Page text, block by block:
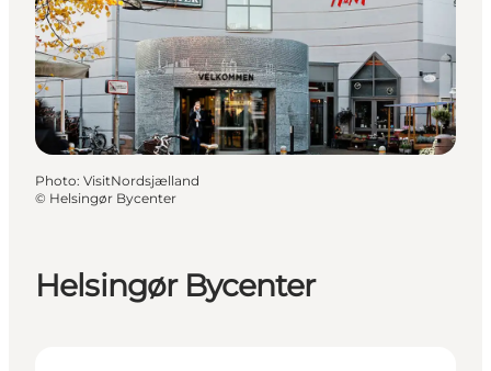
Helsingør Bycenter
Photo: VisitNordsjælland
© Helsingør Bycenter